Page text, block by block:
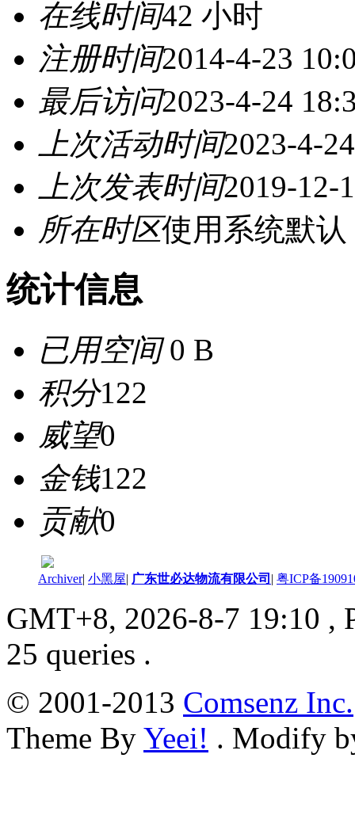
在线时间42 小时
注册时间2014-4-23
最后访问2023-4-24
上次活动时间2023-4-
上次发表时间2019-12-
所在时区使用系统默认
统计信息
已用空间0 B
积分122
威望0
金钱122
贡献0
Archiver| 小黑屋| 广东世必达物流有限公司 | 粤ICP备
GMT+8, 2026-8-7 19:10 ,
25 queries .
© 2001-2013 Comsenz Inc.
Theme By Yeei! . Modify